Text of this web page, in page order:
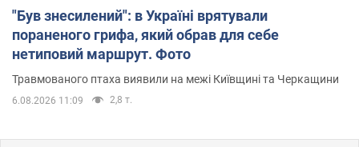
"Був знесилений": в Україні врятували
пораненого грифа, який обрав для себе
нетиповий маршрут. Фото
Травмованого птаха виявили на межі Київщині та Черкащини
6.08.2026 11:09 2,8 т.